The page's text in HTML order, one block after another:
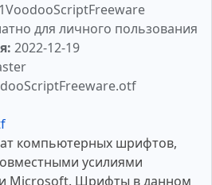
для личного пользования
2022-12-19
компьютерных шрифтов,
усилиями
Microsoft. Шрифты в данном